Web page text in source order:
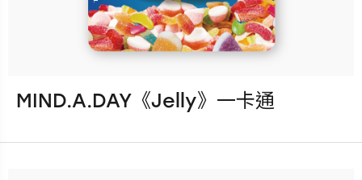
發行：2026-08-05
卡種：一卡通儲值卡-普通卡
MIND.A.DAY《Jelly》一卡通